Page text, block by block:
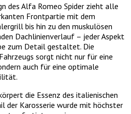
des Alfa Romeo Spider zieht alle
Frontpartie mit dem
bis hin zu den muskulösen
Dachlinienverlauf – jeder Aspekt
zum Detail gestaltet. Die
sorgt nicht nur für eine
auch für eine optimale
die Essenz des italienischen
der Karosserie wurde mit höchster